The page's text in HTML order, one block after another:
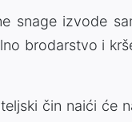
snage izvode
brodarstvo i
čin naići će